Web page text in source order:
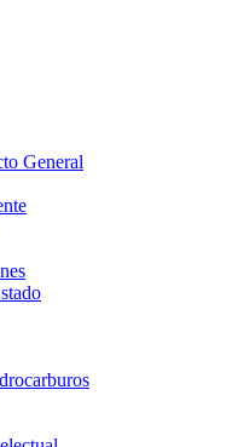
General